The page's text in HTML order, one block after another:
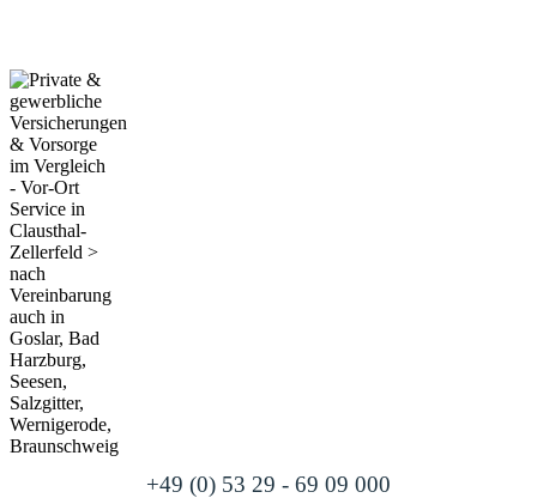
+49 (0) 53 29 - 69 09 000